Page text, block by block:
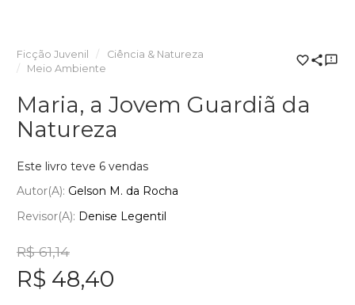
Ficção Juvenil
Ciência & Natureza
Meio Ambiente
Maria, a Jovem Guardiã da
Natureza
Este livro teve 6 vendas
Autor(a): Gelson M. da Rocha
Revisor(a): Denise Legentil
R$ 61,14
R$ 48,40